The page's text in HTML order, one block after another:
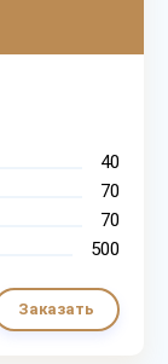
40
70
70
500
Заказать